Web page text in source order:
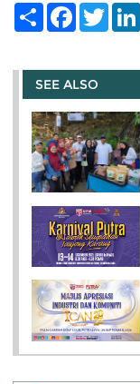
S
e
F
a
b
o
o
k
T
w
t
r
SEE ALSO